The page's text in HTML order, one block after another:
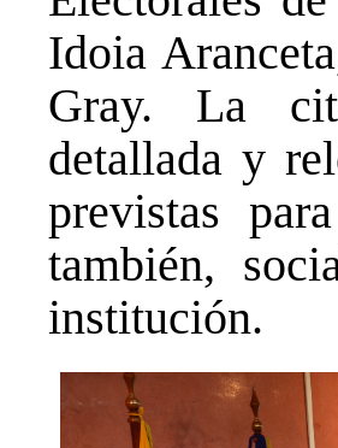
Idoia
Gray. La
detallada y
previstas
también,
institución.